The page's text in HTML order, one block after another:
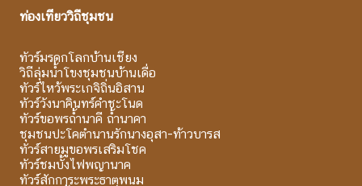
ท่องเที่ยววิถีชุมชน
ทัวร์มรดกโลกบ้านเชียง
วิถีลุ่มน้ำโขงชุมชนบ้านเดื่อ
ทัวร์ไหว้พระเกจิถิ่นอิสาน
ทัวร์วังนาคินทร์คำชะโนด
ทัวร์ขอพรถ้ำนาคี ถ้ำนาคา
ชุมชนปะโคตำนานรักนางอุสา-ท้าวบารส
ทัวร์สายมูขอพรเสริมโชค
ทัวร์ชมบั้งไฟพญานาค
ทัวร์สักการะพระธาตุพนม